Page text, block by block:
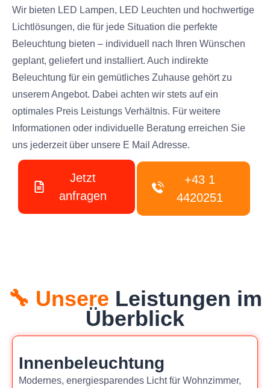
Wir bieten LED Lampen, LED Leuchten und hochwertige
Lichtlösungen, die für jede Situation die perfekte
Beleuchtung bieten – individuell nach Ihren Wünschen
geplant, geliefert und installiert. Auch indirekte
Beleuchtung für ein gemütliches Zuhause gehört zu
unserem Angebot. Dabei achten wir stets auf ein
optimales Preis Leistungs Verhältnis. Für weitere
Informationen oder individuelle Beratung erreichen Sie
uns jederzeit über unsere E Mail Adresse.
Jetzt
anfragen
+43 1
4420251
🔧 Unsere Leistungen im
Überblick
Innenbeleuchtung
Modernes, energiesparendes Licht für Wohnzimmer,